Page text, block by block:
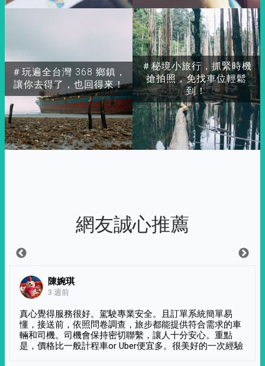
＃玩遍全台灣 368 鄉鎮，
讓你去得了，也回得來！
＃秘境小旅行，抓緊時機
搶拍照，免找車位輕鬆
到！
網友誠心推薦
陳婉琪
3 週前
真心覺得服務很好。駕駛專業安全。且訂單系統簡單易
懂，接送前，依照問卷調查，旅步都能提供符合需求的車
輛和司機。司機會保持密切聯繫，讓人十分安心。重點
是，價格比一般計程車or Uber便宜多。很美好的一次經驗